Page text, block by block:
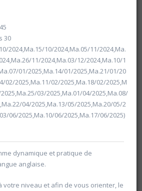
30
2024,Ma.15/10/2024,Ma.05/11/2024,Ma.
11/2024,Ma.03/12/2024,Ma.10/1
01/2025,Ma.14/01/2025,Ma.21/01/20
02/2025,Ma.11/02/2025,Ma.18/02/2025,M
03/2025,Ma.01/04/2025,Ma.08/
04/2025,Ma.13/05/2025,Ma.20/05/2
06/2025,Ma.10/06/2025,Ma.17/06/2025)
dynamique et pratique de
anglaise.
votre niveau et afin de vous orienter, le